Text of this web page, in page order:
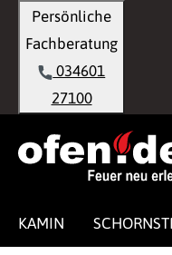
Zur
Persönliche
Fachberatung
034601
27100
KAMIN